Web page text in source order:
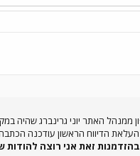
בהזדמנות זאת אני רוצה להודות